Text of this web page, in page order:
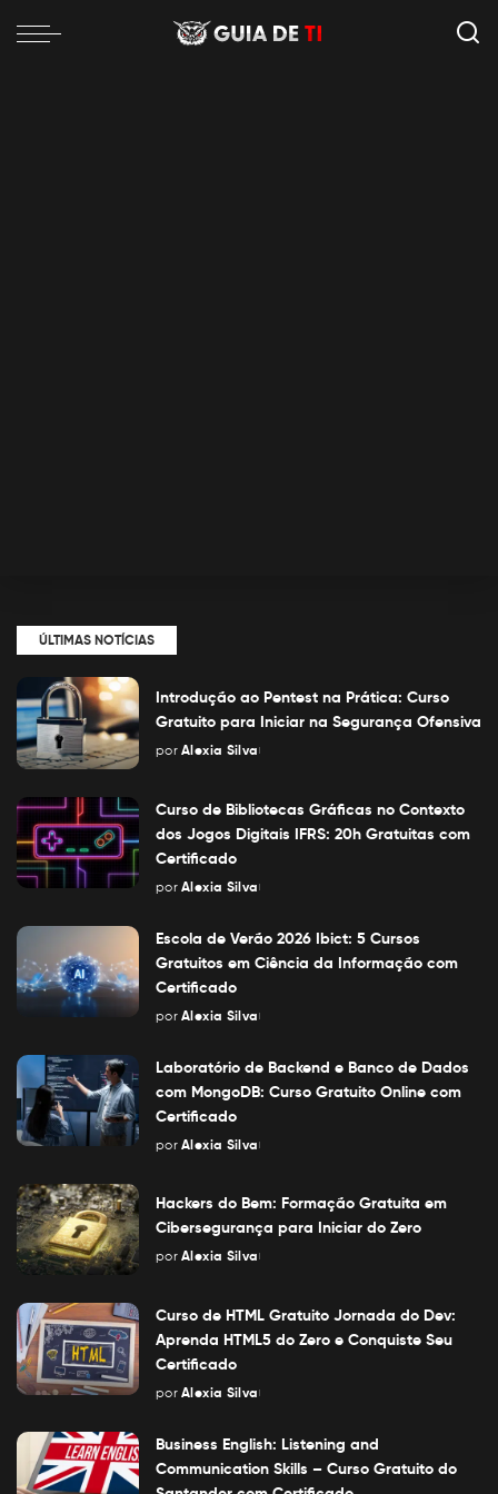
ÚLTIMAS NOTÍCIAS
Introdução ao Pentest na Prática: Curso
Gratuito para Iniciar na Segurança Ofensiva
Posted
por Alexia Silva
Curso de Bibliotecas Gráficas no Contexto
dos Jogos Digitais IFRS: 20h Gratuitas com
Certificado
Posted
por Alexia Silva
Escola de Verão 2026 Ibict: 5 Cursos
Gratuitos em Ciência da Informação com
Certificado
Posted
por Alexia Silva
Laboratório de Backend e Banco de Dados
com MongoDB: Curso Gratuito Online com
Certificado
Posted
por Alexia Silva
Hackers do Bem: Formação Gratuita em
Cibersegurança para Iniciar do Zero
Posted
por Alexia Silva
Curso de HTML Gratuito Jornada do Dev:
Aprenda HTML5 do Zero e Conquiste Seu
Certificado
Posted
por Alexia Silva
Business English: Listening and
Communication Skills – Curso Gratuito do